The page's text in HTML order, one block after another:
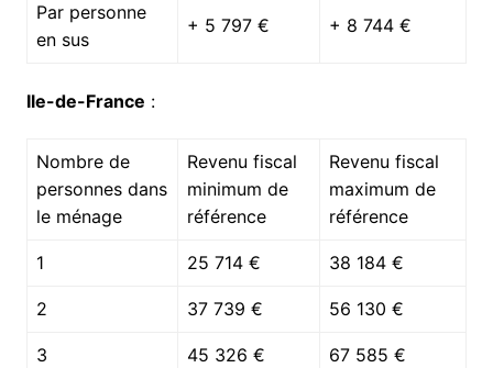
Par personne
en sus
+ 5 797 € + 8 744 €
Ile-de-France :
Nombre de
personnes dans
le ménage
Revenu fiscal
minimum de
référence
Revenu fiscal
maximum de
référence
1 25 714 € 38 184 €
2 37 739 € 56 130 €
3 45 326 € 67 585 €